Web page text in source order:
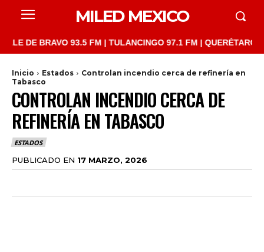
MILED MEXICO
BRAVO 93.5 FM | TULANCINGO 97.1 FM | QUERÉTARO
Inicio Estados
Controlan incendio cerca de refinería en
Tabasco
CONTROLAN INCENDIO CERCA DE
REFINERÍA EN TABASCO
ESTADOS
PUBLICADO EN 17 MARZO, 2026